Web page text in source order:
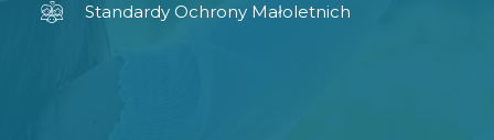
Standardy Ochrony Małoletnich